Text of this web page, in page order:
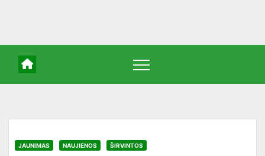
JAUNIMAS NAUJIENOS ŠIRVINTOS